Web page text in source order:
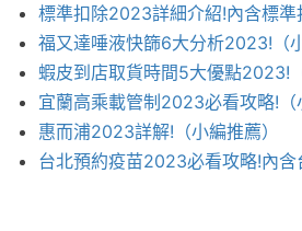
標準扣除2023詳細介紹!內含標準
福又達唾液快篩6大分析2023!（
蝦皮到店取貨時間5大優點2023!
宜蘭高乘載管制2023必看攻略!（
惠而浦2023詳解!（小編推薦）
台北預約疫苗2023必看攻略!內